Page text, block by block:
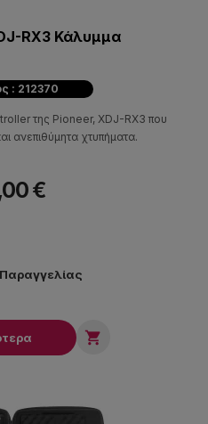
RX3 Κάλυμμα
: 212370
της Pioneer, XDJ-RX3 που
ανεπιθύμητα χτυπήματα.
€
